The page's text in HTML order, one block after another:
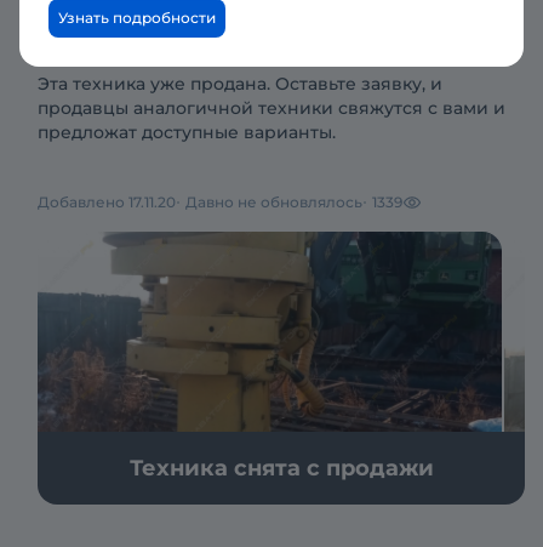
Снята с продажи
Эта техника уже продана. Оставьте заявку, и
продавцы аналогичной техники свяжутся с вами и
предложат доступные варианты.
Добавлено 17.11.20 Давно не обновлялось 1339
Техника снята с продажи
Узнать подробности